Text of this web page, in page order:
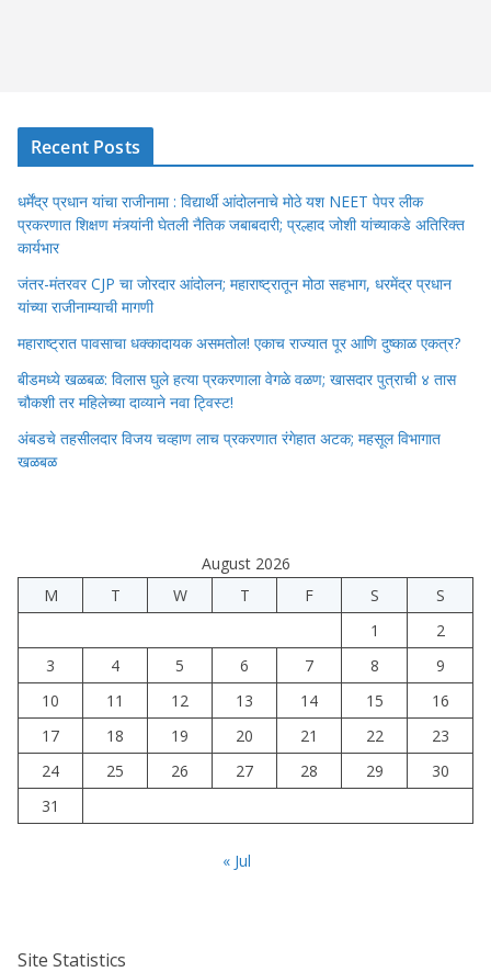
Recent Posts
धर्मेंद्र प्रधान यांचा राजीनामा : विद्यार्थी आंदोलनाचे मोठे यश NEET पेपर लीक
प्रकरणात शिक्षण मंत्र्यांनी घेतली नैतिक जबाबदारी; प्रल्हाद जोशी यांच्याकडे अतिरिक्त
कार्यभार
जंतर-मंतरवर CJP चा जोरदार आंदोलन; महाराष्ट्रातून मोठा सहभाग, धरमेंद्र प्रधान
यांच्या राजीनाम्याची मागणी
महाराष्ट्रात पावसाचा धक्कादायक असमतोल! एकाच राज्यात पूर आणि दुष्काळ एकत्र?
बीडमध्ये खळबळ: विलास घुले हत्या प्रकरणाला वेगळे वळण; खासदार पुत्राची ४ तास
चौकशी तर महिलेच्या दाव्याने नवा ट्विस्ट!
अंबडचे तहसीलदार विजय चव्हाण लाच प्रकरणात रंगेहात अटक; महसूल विभागात
खळबळ
August 2026
M
T W T F S
S
1
2
3
4 5 6 7 8
9
10
11 12 13 14 15
16
17
18 19 20 21 22
23
24
25 26 27 28 29
30
31
« Jul
Site Statistics